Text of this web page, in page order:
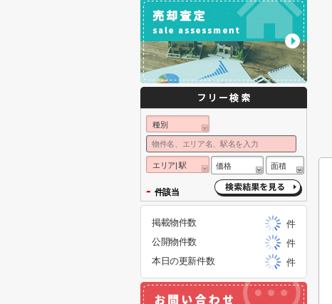
種別
エリア| 駅 価格 面積
- 件該当
掲載物件数
件
公開物件数
件
本日の更新件数
件